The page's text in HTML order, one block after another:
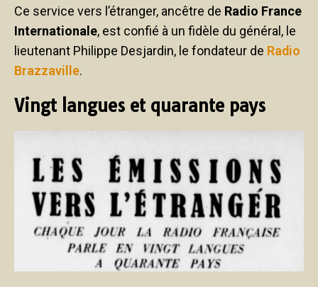
Ce service vers l’étranger, ancêtre de Radio France
Internationale, est confié à un fidèle du général, le
lieutenant Philippe Desjardin, le fondateur de Radio
Brazzaville.
Vingt langues et quarante pays